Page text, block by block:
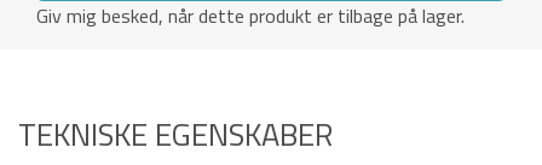
Giv mig besked, når dette produkt er tilbage på lager.
TEKNISKE EGENSKABER